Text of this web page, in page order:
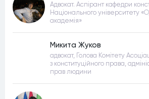
Адвокат. Аспірант кафедри
Національного університету
академія»
Микита Жуков
адвокат, Голова Комітету
з конституційного права,
прав людини